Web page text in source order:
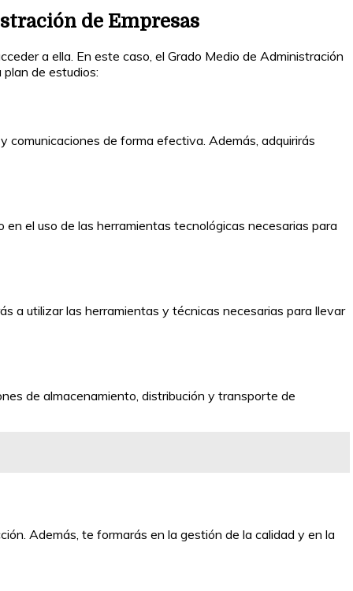
de Empresas
a ella. En este caso, el Grado Medio de Administración
de estudios:
comunicaciones de forma efectiva. Además, adquirirás
el uso de las herramientas tecnológicas necesarias para
a utilizar las herramientas y técnicas necesarias para llevar
de almacenamiento, distribución y transporte de
Además, te formarás en la gestión de la calidad y en la